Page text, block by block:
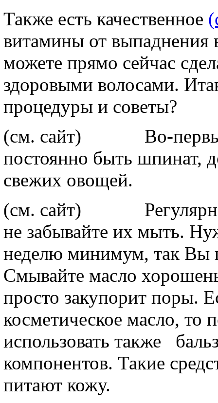
Также есть качественное
витамины от выпаднения
можете прямо сейчас
здоровыми волосами.
процедуры и советы?
(см. сайт) Во-первых,
постоянно быть шпинат,
свежих овощей.
(см. сайт) Регулярно
не забывайте их мыть.
неделю минимум, так Вы
Смывайте масло
просто закупорит поры.
косметическое масло,
использовать также
компонентов. Такие
питают кожу.